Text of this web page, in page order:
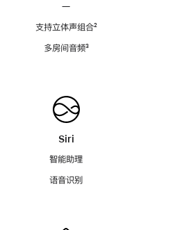
—
支持立体声组合脚
²
多房间音频脚
³
Siri
智能助理
语音识别